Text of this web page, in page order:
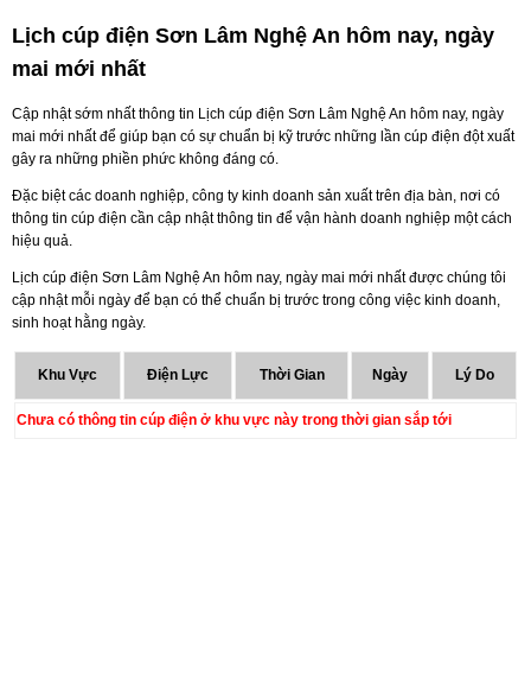
Lịch cúp điện Sơn Lâm Nghệ An hôm nay, ngày
mai mới nhất
Cập nhật sớm nhất thông tin Lịch cúp điện Sơn Lâm Nghệ An hôm nay, ngày
mai mới nhất để giúp bạn có sự chuẩn bị kỹ trước những lần cúp điện đột xuất
gây ra những phiền phức không đáng có.
Đặc biệt các doanh nghiệp, công ty kinh doanh sản xuất trên địa bàn, nơi có
thông tin cúp điện cần cập nhật thông tin để vận hành doanh nghiệp một cách
hiệu quả.
Lịch cúp điện Sơn Lâm Nghệ An hôm nay, ngày mai mới nhất được chúng tôi
cập nhật mỗi ngày để bạn có thể chuẩn bị trước trong công việc kinh doanh,
sinh hoạt hằng ngày.
Khu Vực Điện Lực Thời Gian Ngày Lý Do
Chưa có thông tin cúp điện ở khu vực này trong thời gian sắp tới